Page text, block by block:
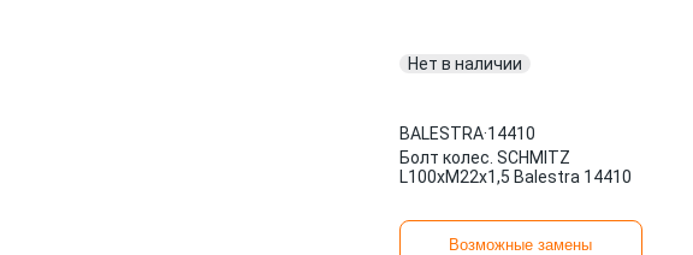
Нет в наличии
BALESTRA·14410
Болт колес. SCHMITZ
L100xМ22х1,5 Balestra 14410
Возможные замены